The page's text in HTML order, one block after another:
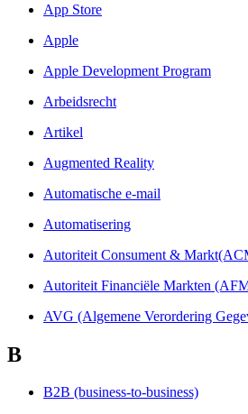
App Store
Apple
Apple Development Program
Arbeidsrecht
Artikel
Augmented Reality
Automatische e-mail
Automatisering
Autoriteit Consument &
Autoriteit Financiële Markten
AVG (Algemene Verordering
B
B2B (business-to-business)